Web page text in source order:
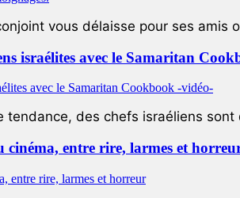
vous délaisse pour ses amis
israélites avec le Samaritan
tendance, des chefs israéliens
cinéma, entre rire, larmes et